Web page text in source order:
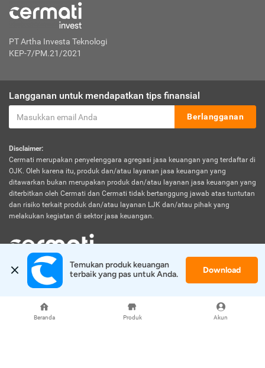
Beranda Produk Akun
PT Artha Investa Teknologi
KEP-7/PM.21/2021
Langganan untuk mendapatkan tips finansial
Berlangganan
Disclaimer:
Cermati merupakan penyelenggara agregasi jasa keuangan yang terdaftar di
OJK. Oleh karena itu, produk dan/atau layanan jasa keuangan yang
ditawarkan bukan merupakan produk dan/atau layanan jasa keuangan yang
diterbitkan oleh Cermati dan Cermati tidak bertanggung jawab atas tuntutan
dan risiko terkait produk dan/atau layanan LJK dan/atau pihak yang
melakukan kegiatan di sektor jasa keuangan.
© 2026 Cermati. All Rights Reserved.
Temukan produk keuangan
terbaik yang pas untuk Anda.
Download